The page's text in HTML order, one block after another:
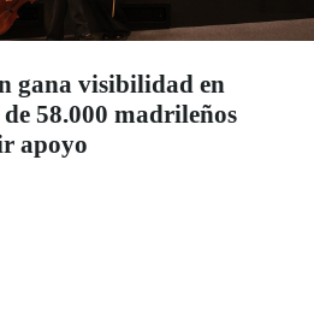
gana visibilidad en
58.000 madrileños
apoyo